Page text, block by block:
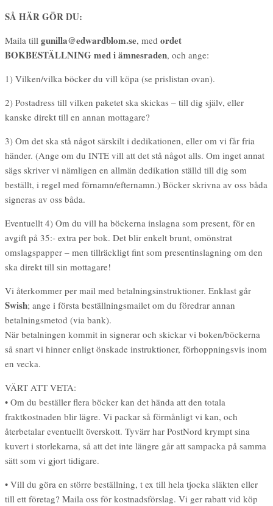
SÅ HÄR GÖR DU:
Maila till gunilla@edwardblom.se, med ordet
BOKBESTÄLLNING med i ämnesraden, och ange:
1) Vilken/vilka böcker du vill köpa (se prislistan ovan).
2) Postadress till vilken paketet ska skickas – till dig själv, eller
kanske direkt till en annan mottagare?
3) Om det ska stå något särskilt i dedikationen, eller om vi får fria
händer. (Ange om du INTE vill att det stå något alls. Om inget annat
sägs skriver vi nämligen en allmän dedikation ställd till dig som
beställt, i regel med förnamn/efternamn.) Böcker skrivna av oss båda
signeras av oss båda.
Eventuellt 4) Om du vill ha böckerna inslagna som present, för en
avgift på 35:- extra per bok. Det blir enkelt brunt, omönstrat
omslagspapper – men tillräckligt fint som presentinslagning om den
ska direkt till sin mottagare!
Vi återkommer per mail med betalningsinstruktioner. Enklast går
Swish; ange i första beställningsmailet om du föredrar annan
betalningsmetod (via bank).
När betalningen kommit in signerar och skickar vi boken/böckerna
så snart vi hinner enligt önskade instruktioner, förhoppningsvis inom
en vecka.
VÄRT ATT VETA:
• Om du beställer flera böcker kan det hända att den totala
fraktkostnaden blir lägre. Vi packar så förmånligt vi kan, och
återbetalar eventuellt överskott. Tyvärr har PostNord krympt sina
kuvert i storlekarna, så att det inte längre går att sampacka på samma
sätt som vi gjort tidigare.
• Vill du göra en större beställning, t ex till hela tjocka släkten eller
till ett företag? Maila oss för kostnadsförslag. Vi ger rabatt vid köp